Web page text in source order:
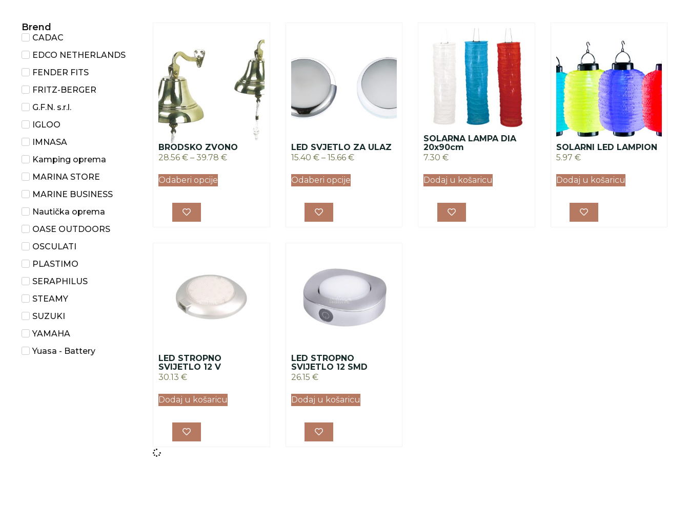
Brend
CADAC
EDCO NETHERLANDS
FENDER FITS
FRITZ-BERGER
G.F.N. s.r.l.
IGLOO
IMNASA
Kamping oprema
MARINA STORE
MARINE BUSINESS
Nautička oprema
OASE OUTDOORS
OSCULATI
PLASTIMO
SERAPHILUS
STEAMY
SUZUKI
YAMAHA
Yuasa - Battery
BRODSKO ZVONO
28.56 € – 39.78 €
Odaberi opcije
LED SVJETLO ZA ULAZ
15.40 € – 15.66 €
Odaberi opcije
SOLARNA LAMPA DIA
20x90cm
7.30 €
Dodaj u košaricu
SOLARNI LED LAMPION
5.97 €
Dodaj u košaricu
LED STROPNO
SVIJETLO 12 V
30.13 €
Dodaj u košaricu
LED STROPNO
SVIJETLO 12 SMD
26.15 €
Dodaj u košaricu